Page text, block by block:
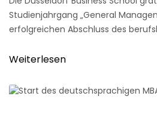
Studienjahrgang „General
erfolgreichen Abschluss des
Weiterlesen